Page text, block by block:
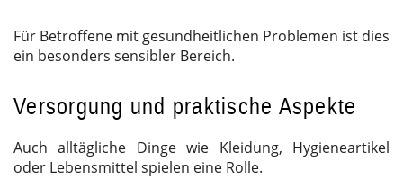
Für Betroffene mit gesundheitlichen Problemen ist dies
ein besonders sensibler Bereich.
Versorgung und praktische Aspekte
Auch alltägliche Dinge wie Kleidung, Hygieneartikel
oder Lebensmittel spielen eine Rolle.